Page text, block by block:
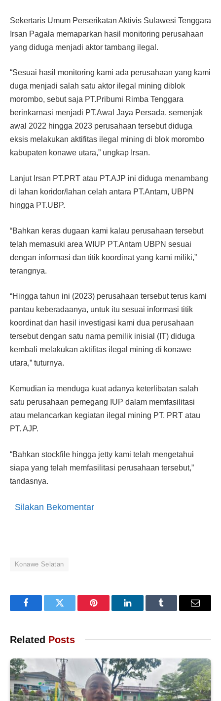
Sekertaris Umum Perserikatan Aktivis Sulawesi Tenggara
Irsan Pagala memaparkan hasil monitoring perusahaan
yang diduga menjadi aktor tambang ilegal.
“Sesuai hasil monitoring kami ada perusahaan yang kami
duga menjadi salah satu aktor ilegal mining diblok
morombo, sebut saja PT.Pribumi Rimba Tenggara
berinkarnasi menjadi PT.Awal Jaya Persada, semenjak
awal 2022 hingga 2023 perusahaan tersebut diduga
eksis melakukan aktifitas ilegal mining di blok morombo
kabupaten konawe utara,” ungkap Irsan.
Lanjut Irsan PT.PRT atau PT.AJP ini diduga menambang
di lahan koridor/lahan celah antara PT.Antam, UBPN
hingga PT.UBP.
“Bahkan keras dugaan kami kalau perusahaan tersebut
telah memasuki area WIUP PT.Antam UBPN sesuai
dengan informasi dan titik koordinat yang kami miliki,”
terangnya.
“Hingga tahun ini (2023) perusahaan tersebut terus kami
pantau keberadaanya, untuk itu sesuai informasi titik
koordinat dan hasil investigasi kami dua perusahaan
tersebut dengan satu nama pemilik inisial (IT) diduga
kembali melakukan aktifitas ilegal mining di konawe
utara,” tuturnya.
Kemudian ia menduga kuat adanya keterlibatan salah
satu perusahaan pemegang IUP dalam memfasilitasi
atau melancarkan kegiatan ilegal mining PT. PRT atau
PT. AJP.
“Bahkan stockfile hingga jetty kami telah mengetahui
siapa yang telah memfasilitasi perusahaan tersebut,”
tandasnya.
Silakan Bekomentar
Konawe Selatan
FacebookTwitter Pinterest LinkedInTumblr Email
Related Posts